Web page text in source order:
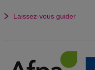
Laissez-vous guider